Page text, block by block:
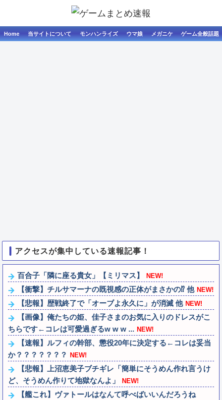
Home 当サイトについて モンハンライズ ウマ娘 メガニケ ゲーム全般話題
アクセスが集中している速報記事！
百合子「隣に座る貴女」【ミリマス】 NEW!
【衝撃】チルサマーナの既視感の正体がまさかの⁉️ 他 NEW!
【悲報】歴戦終了で「オーブよ永久に」が消滅 他 NEW!
【画像】俺たちの姫、佳子さまのお気に入りのドレスがこ
ちらです←コレは可愛過ぎるw w w ... NEW!
【速報】ルフィの幹部、懲役20年に決定する←コレは妥当
か？？？？？？？
NEW!
【悲報】上沼恵美子ブチギレ「簡単にそうめん作れ言うけ
ど、そうめん作りて地獄なんよ」
NEW!
【艦これ】ヴァトールはなんて呼べばいいんだろうね